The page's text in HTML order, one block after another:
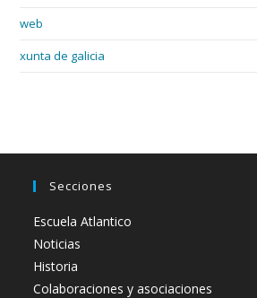
web
xunta de galicia
Secciones
Escuela Atlantico
Noticias
Historia
Colaboraciones y asociaciones